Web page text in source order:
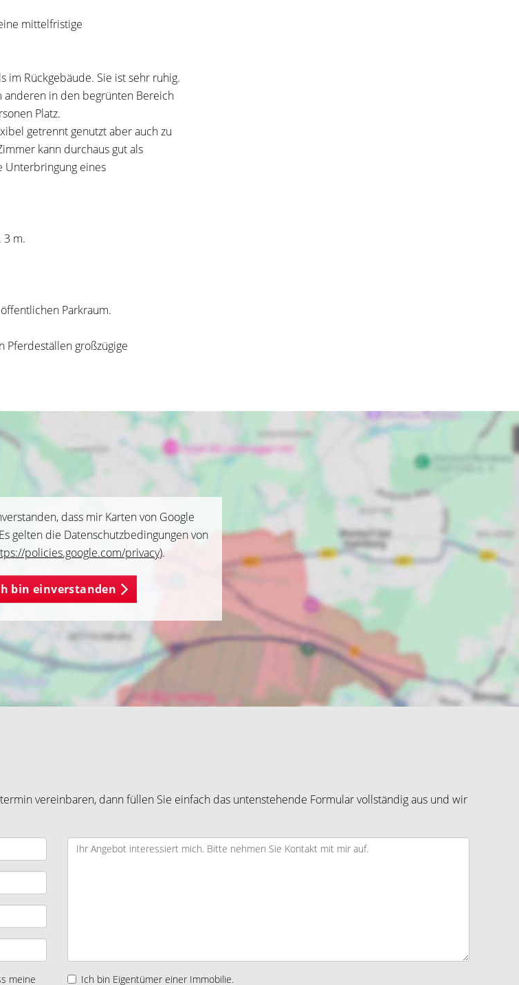
mittelfristige
im Rückgebäude. Sie ist sehr ruhig.
anderen in den begrünten Bereich
Platz.
getrennt genutzt aber auch zu
kann durchaus gut als
Unterbringung eines
3 m.
Parkraum.
Pferdeställen großzügige
dass mir Karten von Google
gelten die Datenschutzbedingungen von
policies.google.com/privacy).
bin einverstanden
vereinbaren, dann füllen Sie einfach das untenstehende Formular vollständig aus und wir
meine Ich bin Eigentümer einer Immobilie.